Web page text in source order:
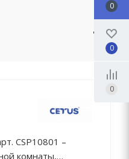
CSP10801 –
комнаты,
0
0
0